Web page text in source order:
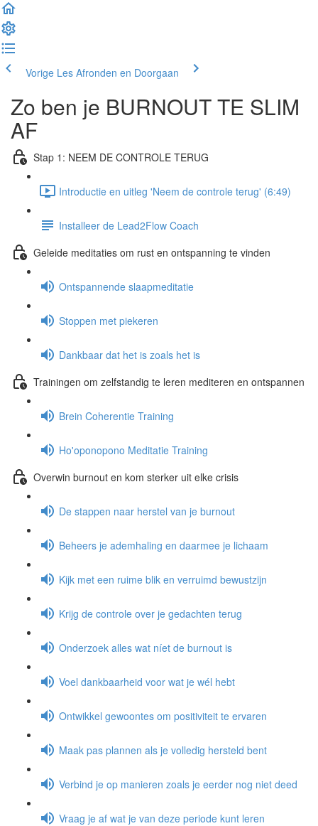
Vorige Les Afronden en Doorgaan
Zo ben je BURNOUT TE SLIM
AF
Stap 1: NEEM DE CONTROLE TERUG
Introductie en uitleg 'Neem de controle terug' (6:49)
Installeer de Lead2Flow Coach
Geleide meditaties om rust en ontspanning te vinden
Ontspannende slaapmeditatie
Stoppen met piekeren
Dankbaar dat het is zoals het is
Trainingen om zelfstandig te leren mediteren en ontspannen
Brein Coherentie Training
Ho'oponopono Meditatie Training
Overwin burnout en kom sterker uit elke crisis
De stappen naar herstel van je burnout
Beheers je ademhaling en daarmee je lichaam
Kijk met een ruime blik en verruimd bewustzijn
Krijg de controle over je gedachten terug
Onderzoek alles wat níet de burnout is
Voel dankbaarheid voor wat je wél hebt
Ontwikkel gewoontes om positiviteit te ervaren
Maak pas plannen als je volledig hersteld bent
Verbind je op manieren zoals je eerder nog niet deed
Vraag je af wat je van deze periode kunt leren